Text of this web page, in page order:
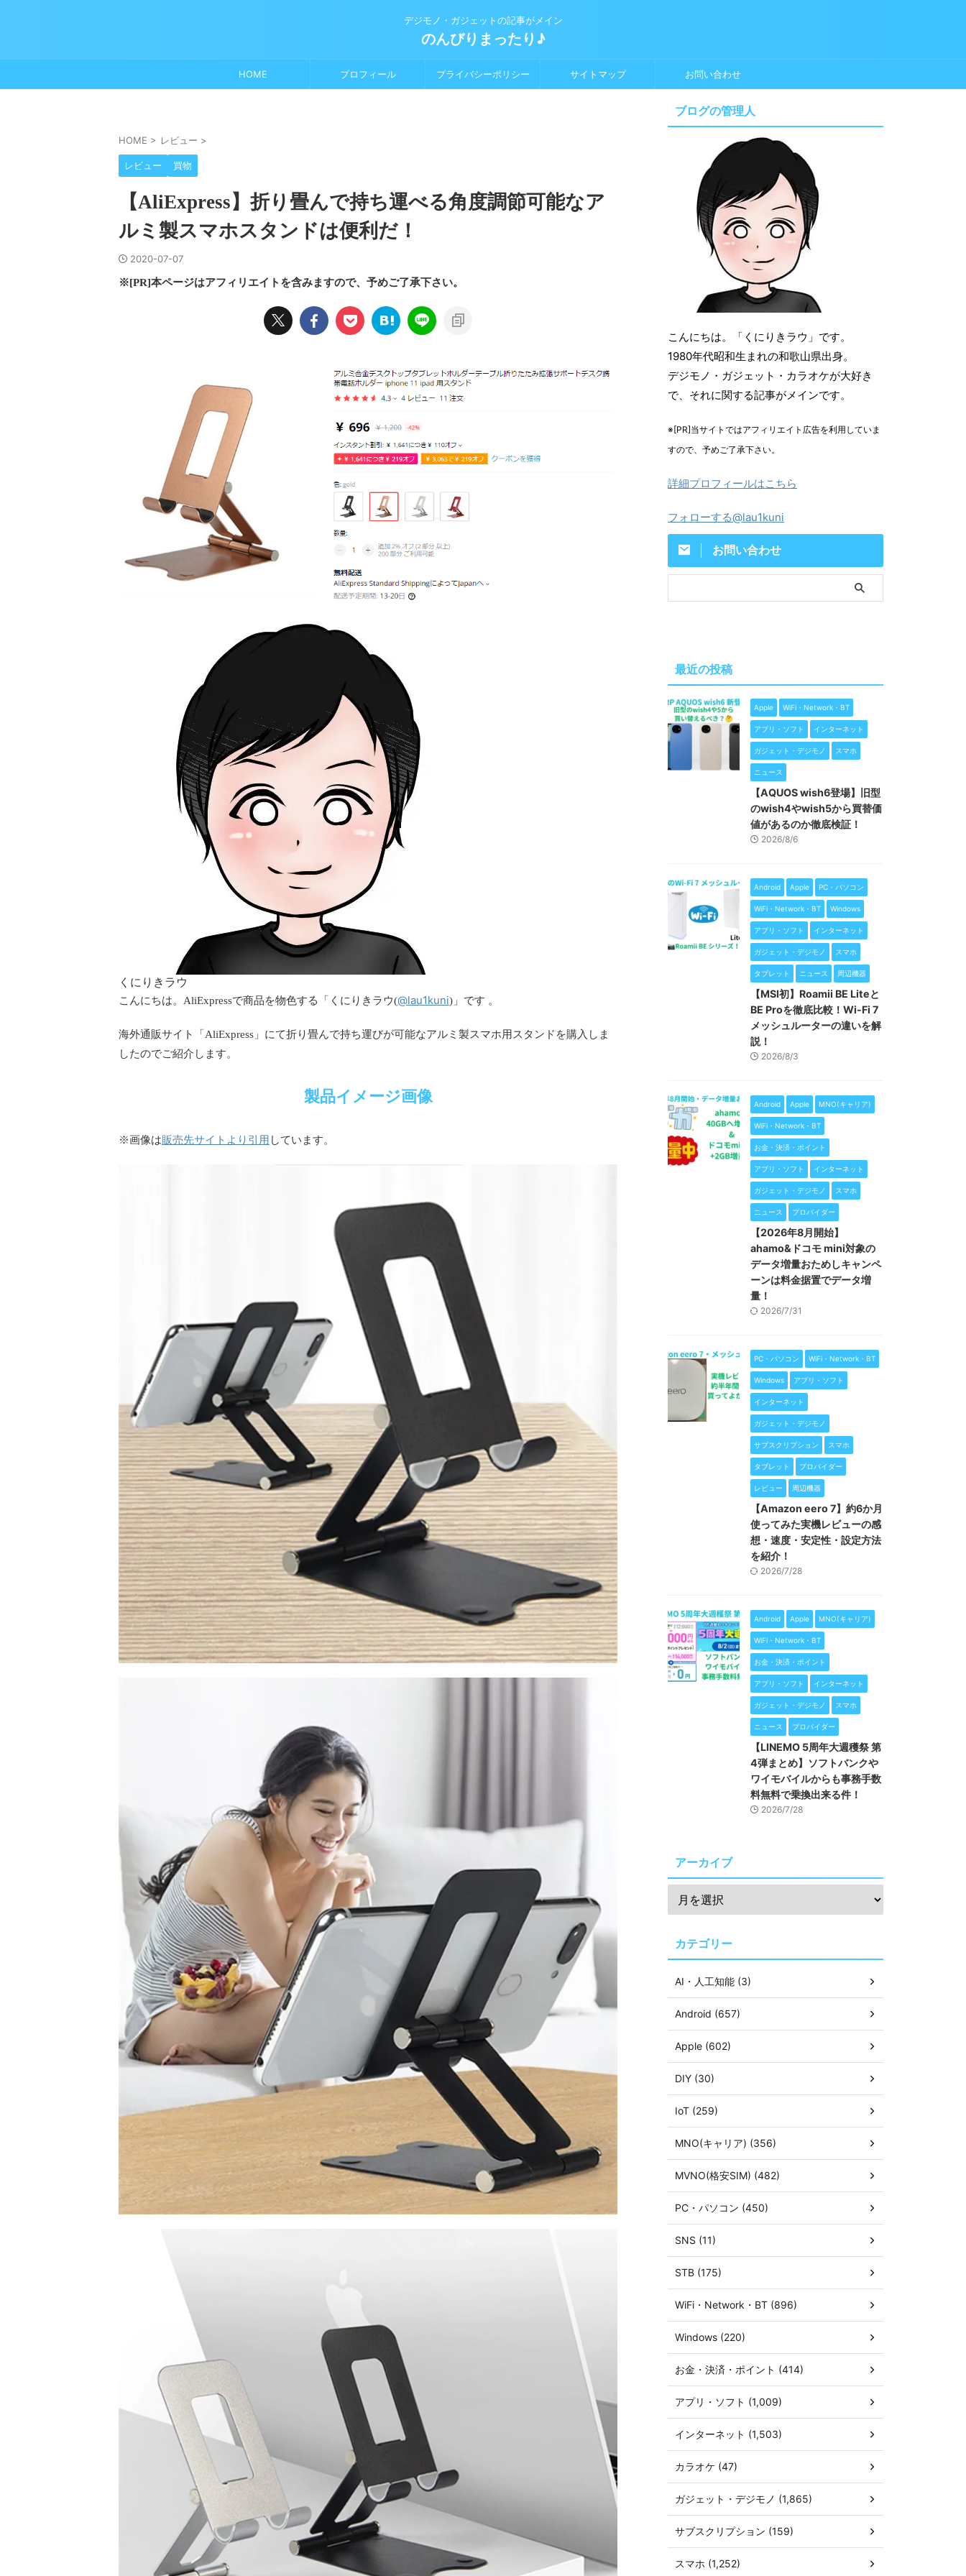
デジモノ・ガジェットの記事がメイン
のんびりまったり♪
HOME プロフィール プライバシーポリシー サイトマップ お問い合わせ
HOME > レビュー >
レビュー 買物
【AliExpress】折り畳んで持ち運べる角度調節可能なア
ルミ製スマホスタンドは便利だ！
2020-07-07
※[PR]本ページはアフィリエイトを含みますので、予めご了承下さい。
くにりきラウ
こんにちは。AliExpressで商品を物色する「くにりきラウ(@lau1kuni)」です 。
海外通販サイト「AliExpress」にて折り畳んで持ち運びが可能なアルミ製スマホ用スタンドを購入しま
したのでご紹介します。
製品イメージ画像
※画像は販売先サイトより引用 しています。
ブログの管理人
こんにちは。「くにりきラウ」です。
1980年代昭和生まれの和歌山県出身。
デジモノ・ガジェット・カラオケが大好き
で、それに関する記事がメインです。
※[PR]当サイトではアフィリエイト広告を利用していま
すので、予めご了承下さい。
詳細プロフィールはこちら
フォローする@lau1kuni
お問い合わせ
最近の投稿
Apple WiFi・Network・BT
アプリ・ソフト インターネット
ガジェット・デジモノ スマホ
ニュース
【AQUOS wish6登場】旧型
のwish4やwish5から買替価
値があるのか徹底検証！
2026/8/6
Android Apple PC・パソコン
WiFi・Network・BT Windows
アプリ・ソフト インターネット
ガジェット・デジモノ スマホ
タブレット ニュース 周辺機器
【MSI初】Roamii BE Liteと
BE Proを徹底比較！Wi-Fi 7
メッシュルーターの違いを解
説！
2026/8/3
Android Apple MNO(キャリア)
WiFi・Network・BT
お金・決済・ポイント
アプリ・ソフト インターネット
ガジェット・デジモノ スマホ
ニュース プロバイダー
【2026年8月開始】
ahamo&ドコモ mini対象の
データ増量おためしキャンペ
ーンは料金据置でデータ増
量！
2026/7/31
PC・パソコン WiFi・Network・BT
Windows アプリ・ソフト
インターネット
ガジェット・デジモノ
サブスクリプション スマホ
タブレット プロバイダー
レビュー 周辺機器
【Amazon eero 7】約6か月
使ってみた実機レビューの感
想・速度・安定性・設定方法
を紹介！
2026/7/28
Android Apple MNO(キャリア)
WiFi・Network・BT
お金・決済・ポイント
アプリ・ソフト インターネット
ガジェット・デジモノ スマホ
ニュース プロバイダー
【LINEMO 5周年大週穫祭 第
4弾まとめ】ソフトバンクや
ワイモバイルからも事務手数
料無料で乗換出来る件！
2026/7/28
アーカイブ
カテゴリー
AI・人工知能 (3)
Android (657)
Apple (602)
DIY (30)
IoT (259)
MNO(キャリア) (356)
MVNO(格安SIM) (482)
PC・パソコン (450)
SNS (11)
STB (175)
WiFi・Network・BT (896)
Windows (220)
お金・決済・ポイント (414)
アプリ・ソフト (1,009)
インターネット (1,503)
カラオケ (47)
ガジェット・デジモノ (1,865)
サブスクリプション (159)
スマホ (1,252)